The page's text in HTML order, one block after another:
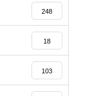
248
18
103